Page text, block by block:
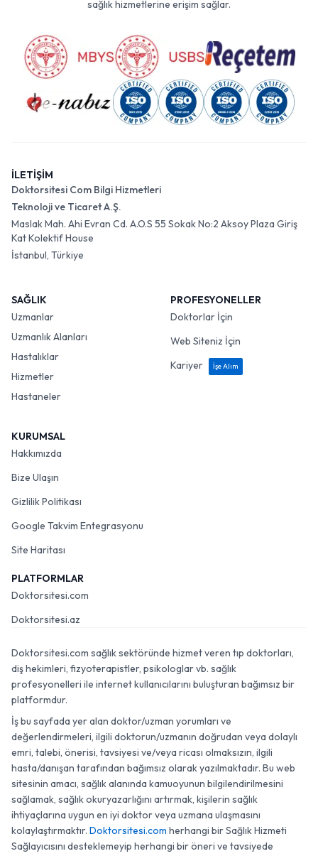
sağlık hizmetlerine erişim sağlar.
İLETİŞİM
Doktorsitesi Com Bilgi Hizmetleri
Teknoloji ve Ticaret A.Ş.
Maslak Mah. Ahi Evran Cd. A.O.S 55 Sokak No:2 Aksoy Plaza Giriş
Kat Kolektif House
İstanbul, Türkiye
SAĞLIK
Uzmanlar
Uzmanlık Alanları
Hastalıklar
Hizmetler
Hastaneler
PROFESYONELLER
Doktorlar İçin
Web Siteniz İçin
Kariyer
İşe Alım
KURUMSAL
Hakkımızda
Bize Ulaşın
Gizlilik Politikası
Google Takvim Entegrasyonu
Site Haritası
PLATFORMLAR
Doktorsitesi.com
Doktorsitesi.az
Doktorsitesi.com sağlık sektöründe hizmet veren tıp doktorları,
diş hekimleri, fizyoterapistler, psikologlar vb. sağlık
profesyonelleri ile internet kullanıcılarını buluşturan bağımsız bir
platformdur.
İş bu sayfada yer alan doktor/uzman yorumları ve
değerlendirmeleri, ilgili doktorun/uzmanın doğrudan veya dolaylı
emri, talebi, önerisi, tavsiyesi ve/veya ricası olmaksızın, ilgili
hasta/danışan tarafından bağımsız olarak yazılmaktadır. Bu web
sitesinin amacı, sağlık alanında kamuoyunun bilgilendirilmesini
sağlamak, sağlık okuryazarlığını artırmak, kişilerin sağlık
ihtiyaçlarına uygun en iyi doktor veya uzmana ulaşmasını
kolaylaştırmaktır. Doktorsitesi.com herhangi bir Sağlık Hizmeti
Sağlayıcısını desteklemeyip herhangi bir öneri ve tavsiyede